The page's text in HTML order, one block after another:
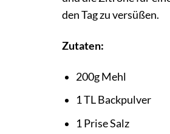
den Tag zu versüßen.
Zutaten:
200g Mehl
1 TL Backpulver
1 Prise Salz